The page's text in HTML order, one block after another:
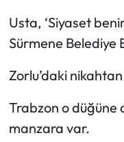
Usta, ‘Siyaset
Sürmene Belediye
Zorlu’daki
Trabzon o düğüne
manzara var.